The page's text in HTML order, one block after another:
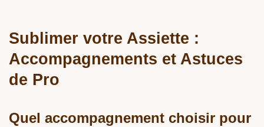
Sublimer votre Assiette :
Accompagnements et Astuces
de Pro
Quel accompagnement choisir pour